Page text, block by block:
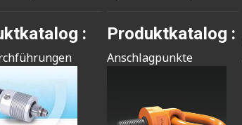
: Produktkatalog :
Anschlagpunkte